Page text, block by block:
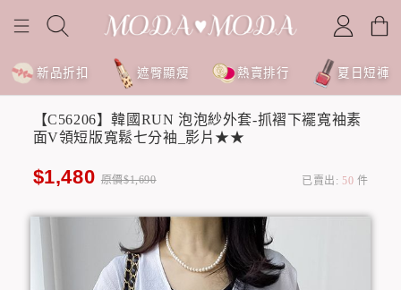
新品折扣 遮臀顯瘦 熱賣排行 夏日短褲
【C56206】韓國RUN 泡泡紗外套-抓褶下襬寬袖素
面V領短版寬鬆七分袖_影片★★
$1,480 原價$1,690 已賣出: 50 件